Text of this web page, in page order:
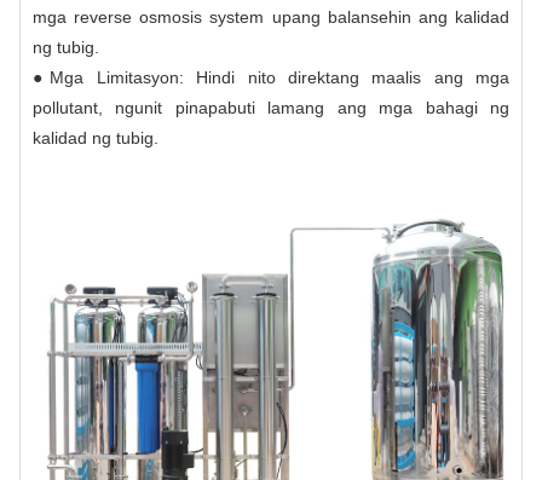
mga reverse osmosis system upang balansehin ang kalidad
ng tubig.
●Mga Limitasyon: Hindi nito direktang maalis ang mga
pollutant, ngunit pinapabuti lamang ang mga bahagi ng
kalidad ng tubig.